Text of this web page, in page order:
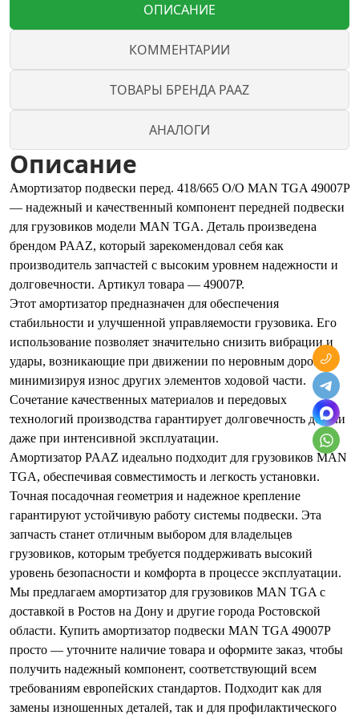
ОПИСАНИЕ
КОММЕНТАРИИ
ТОВАРЫ БРЕНДА PAAZ
АНАЛОГИ
Описание
Амортизатор подвески перед. 418/665 O/O MAN TGA 49007P
— надежный и качественный компонент передней подвески
для грузовиков модели MAN TGA. Деталь произведена
брендом PAAZ, который зарекомендовал себя как
производитель запчастей с высоким уровнем надежности и
долговечности. Артикул товара — 49007P.
Этот амортизатор предназначен для обеспечения
стабильности и улучшенной управляемости грузовика. Его
использование позволяет значительно снизить вибрации и
удары, возникающие при движении по неровным дорогам,
минимизируя износ других элементов ходовой части.
Сочетание качественных материалов и передовых
технологий производства гарантирует долговечность детали
даже при интенсивной эксплуатации.
Амортизатор PAAZ идеально подходит для грузовиков MAN
TGA, обеспечивая совместимость и легкость установки.
Точная посадочная геометрия и надежное крепление
гарантируют устойчивую работу системы подвески. Эта
запчасть станет отличным выбором для владельцев
грузовиков, которым требуется поддерживать высокий
уровень безопасности и комфорта в процессе эксплуатации.
Мы предлагаем амортизатор для грузовиков MAN TGA с
доставкой в Ростов на Дону и другие города Ростовской
области. Купить амортизатор подвески MAN TGA 49007P
просто — уточните наличие товара и оформите заказ, чтобы
получить надежный компонент, соответствующий всем
требованиям европейских стандартов. Подходит как для
замены изношенных деталей, так и для профилактического